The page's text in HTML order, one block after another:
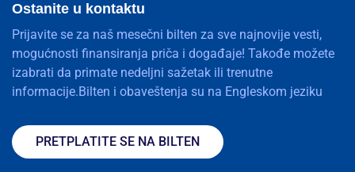
Ostanite u kontaktu
Prijavite se za naš mesečni bilten za sve najnovije vesti,
mogućnosti finansiranja priča i događaje! Takođe možete
izabrati da primate nedeljni sažetak ili trenutne
informacije.Bilten i obaveštenja su na Engleskom jeziku
PRETPLATITE SE NA BILTEN